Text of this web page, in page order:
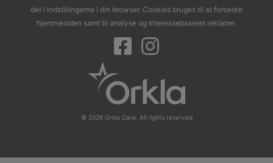
det i indstillingerne i din browser. Cookies bruges til at forbedre
hjemmesiden samt til analyse og interessebaseret reklame.
© 2026 Orkla Care. All rights reserved